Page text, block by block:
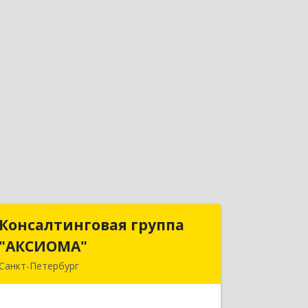
Консалтинговая группа
"АКСИОМА"
Петербург
Консалтинговая группа